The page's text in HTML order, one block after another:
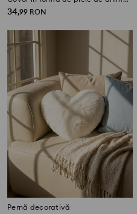
34,99 RON
Pernă decorativă